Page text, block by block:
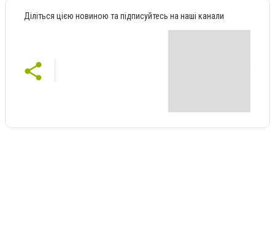
Діліться цією новиною та підписуйтесь на наші канали